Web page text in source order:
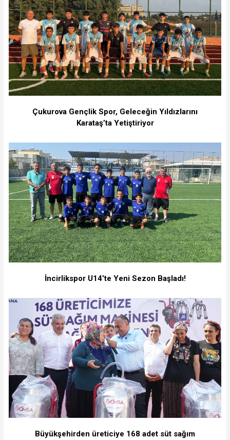
Çukurova Gençlik Spor, Geleceğin Yıldızlarını
Karataş’ta Yetiştiriyor
İncirlikspor U14’te Yeni Sezon Başladı!
Büyükşehirden üreticiye 168 adet süt sağım